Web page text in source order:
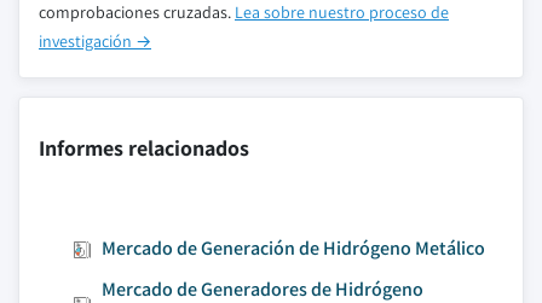
comprobaciones cruzadas. Lea sobre nuestro proceso de
investigación →
Informes relacionados
Mercado de Generación de Hidrógeno Metálico
Mercado de Generadores de Hidrógeno